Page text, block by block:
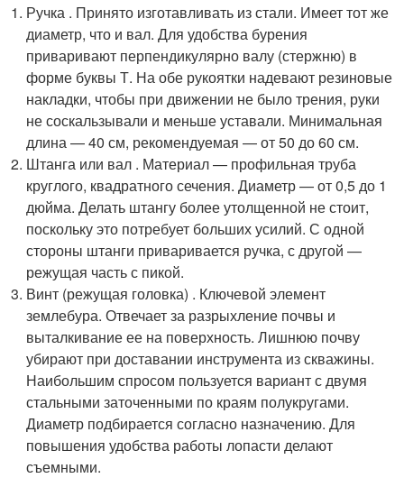
Ручка . Принято изготавливать из стали. Имеет тот же
диаметр, что и вал. Для удобства бурения
приваривают перпендикулярно валу (стержню) в
форме буквы Т. На обе рукоятки надевают резиновые
накладки, чтобы при движении не было трения, руки
не соскальзывали и меньше уставали. Минимальная
длина — 40 см, рекомендуемая — от 50 до 60 см.
Штанга или вал . Материал — профильная труба
круглого, квадратного сечения. Диаметр — от 0,5 до 1
дюйма. Делать штангу более утолщенной не стоит,
поскольку это потребует больших усилий. С одной
стороны штанги приваривается ручка, с другой —
режущая часть с пикой.
Винт (режущая головка) . Ключевой элемент
землебура. Отвечает за разрыхление почвы и
выталкивание ее на поверхность. Лишнюю почву
убирают при доставании инструмента из скважины.
Наибольшим спросом пользуется вариант с двумя
стальными заточенными по краям полукругами.
Диаметр подбирается согласно назначению. Для
повышения удобства работы лопасти делают
съемными.